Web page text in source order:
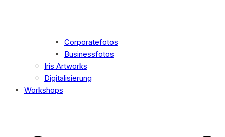
Corporatefotos
Businessfotos
Iris Artworks
Digitalisierung
Workshops